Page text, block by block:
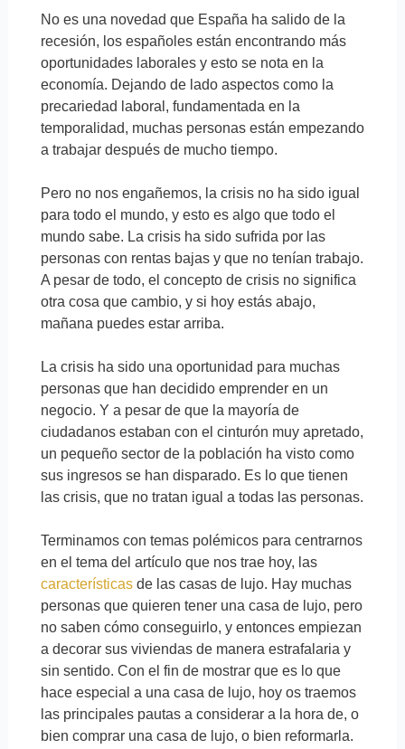
No es una novedad que España ha salido de la
recesión, los españoles están encontrando más
oportunidades laborales y esto se nota en la
economía. Dejando de lado aspectos como la
precariedad laboral, fundamentada en la
temporalidad, muchas personas están empezando
a trabajar después de mucho tiempo.
Pero no nos engañemos, la crisis no ha sido igual
para todo el mundo, y esto es algo que todo el
mundo sabe. La crisis ha sido sufrida por las
personas con rentas bajas y que no tenían trabajo.
A pesar de todo, el concepto de crisis no significa
otra cosa que cambio, y si hoy estás abajo,
mañana puedes estar arriba.
La crisis ha sido una oportunidad para muchas
personas que han decidido emprender en un
negocio. Y a pesar de que la mayoría de
ciudadanos estaban con el cinturón muy apretado,
un pequeño sector de la población ha visto como
sus ingresos se han disparado. Es lo que tienen
las crisis, que no tratan igual a todas las personas.
Terminamos con temas polémicos para centrarnos
en el tema del artículo que nos trae hoy, las
característicasde las casas de lujo. Hay muchas
personas que quieren tener una casa de lujo, pero
no saben cómo conseguirlo, y entonces empiezan
a decorar sus viviendas de manera estrafalaria y
sin sentido. Con el fin de mostrar que es lo que
hace especial a una casa de lujo, hoy os traemos
las principales pautas a considerar a la hora de, o
bien comprar una casa de lujo, o bien reformarla.